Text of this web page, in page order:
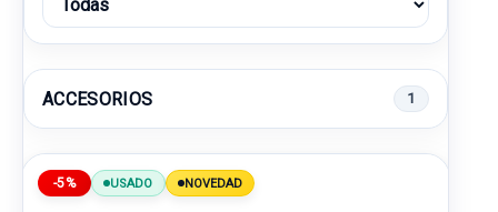
ACCESORIOS 1
-5% USADO NOVEDAD